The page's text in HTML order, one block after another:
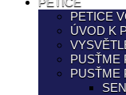
PETICE
ÚVOD K
PUSŤME
PUSŤME